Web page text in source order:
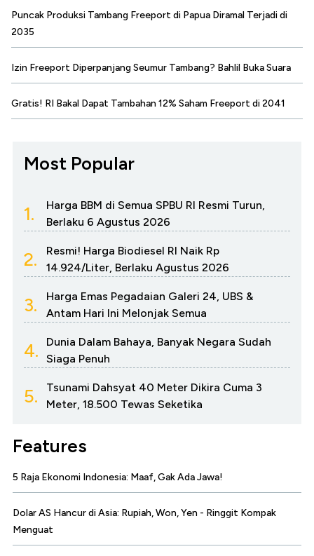
Puncak Produksi Tambang Freeport di Papua Diramal Terjadi di
2035
Izin Freeport Diperpanjang Seumur Tambang? Bahlil Buka Suara
Gratis! RI Bakal Dapat Tambahan 12% Saham Freeport di 2041
Most Popular
1.
Harga BBM di Semua SPBU RI Resmi Turun,
Berlaku 6 Agustus 2026
2.
Resmi! Harga Biodiesel RI Naik Rp
14.924/Liter, Berlaku Agustus 2026
3.
Harga Emas Pegadaian Galeri 24, UBS &
Antam Hari Ini Melonjak Semua
4.
Dunia Dalam Bahaya, Banyak Negara Sudah
Siaga Penuh
5.
Tsunami Dahsyat 40 Meter Dikira Cuma 3
Meter, 18.500 Tewas Seketika
Features
5 Raja Ekonomi Indonesia: Maaf, Gak Ada Jawa!
Dolar AS Hancur di Asia: Rupiah, Won, Yen - Ringgit Kompak
Menguat